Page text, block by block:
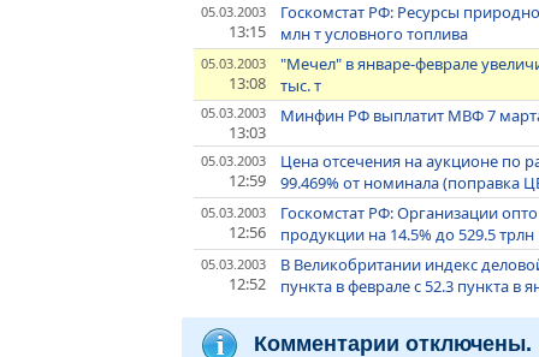
05.03.2003
13:15
Госкомстат РФ: Ресурсы
млн т условного топлива
05.03.2003
13:08
"Мечел" в январе-феврале
тыс. т
05.03.2003
13:03
Минфин РФ выплатит МВФ 7
05.03.2003
12:59
Цена отсечения на аукционе по
99.469% от номинала (поправка
05.03.2003
12:56
Госкомстат РФ: Организации
продукции на 14.5% до 529.5
05.03.2003
12:52
В Великобритании индекс
пункта в феврале с 52.3 пункта в
Комментарии отключены.